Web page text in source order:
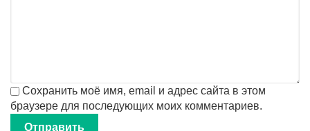
Сохранить моё имя, email и адрес сайта в этом
браузере для последующих моих комментариев.